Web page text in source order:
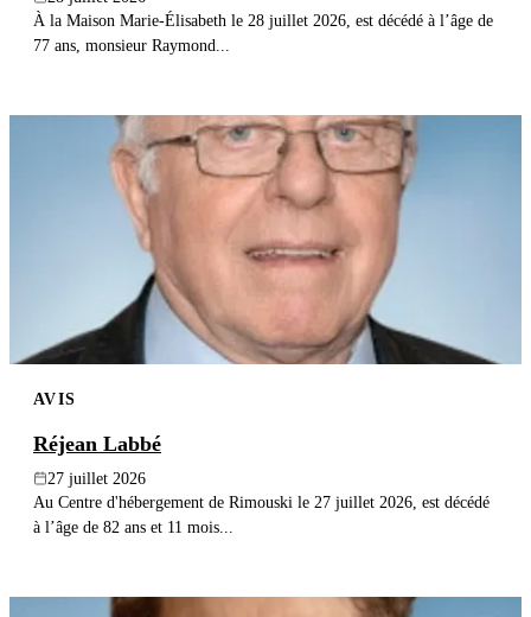
À la Maison Marie-Élisabeth le 28 juillet 2026, est décédé à l’âge de
77 ans, monsieur Raymond...
AVIS
Réjean Labbé
27 juillet 2026
Au Centre d'hébergement de Rimouski le 27 juillet 2026, est décédé
à l’âge de 82 ans et 11 mois...